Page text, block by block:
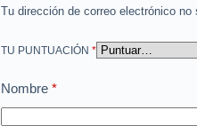
Tu dirección de correo electrónico no
TU PUNTUACIÓN *
Nombre*